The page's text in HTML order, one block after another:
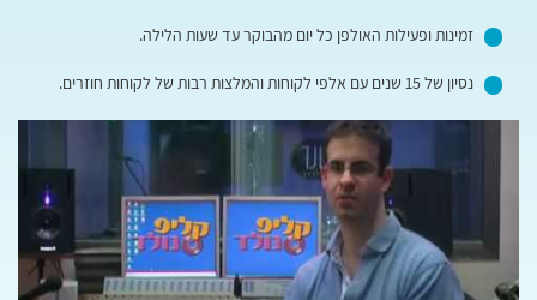
זמינות ופעילות האולפן כל יום מהבוקר עד שעות הלילה.
נסיון של 15 שנים עם אלפי לקוחות והמלצות רבות של לקוחות חוזרים.